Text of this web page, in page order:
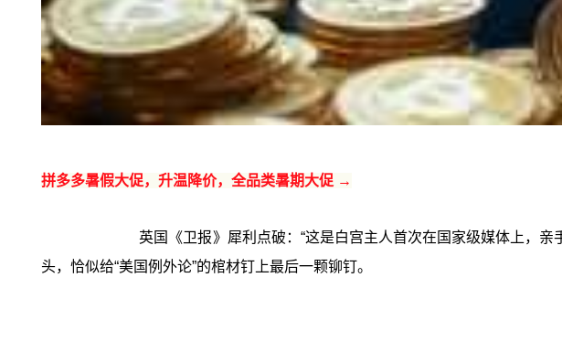
拼多多暑假大促，升温降价，全品类暑期大促 →
英国《卫报》犀利点破：“这是白宫主人首次在国家级媒体上，
头，恰似给“美国例外论”的棺材钉上最后一颗铆钉。